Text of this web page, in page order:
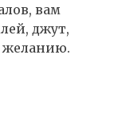
вам
джут,
желанию.